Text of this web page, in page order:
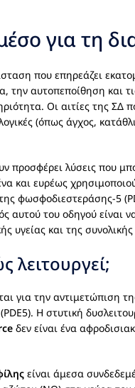
για τη
που επηρεάζει
την αυτοπεποίθηση και
Οι αιτίες της ΣΔ
(όπως άγχος,
προσφέρει λύσεις
και ευρέως
φωσφοδιεστεράσης-5
του οδηγού είναι
υγείας και της συνολικής
λειτουργεί;
για την αντιμετώπιση
Η στυτική
δεν είναι ένα
είναι άμεσα